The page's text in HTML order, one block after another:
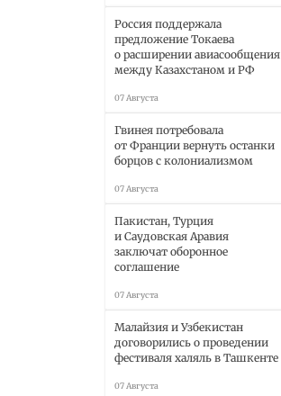
Россия поддержала
предложение Токаева
о расширении авиасообщения
между Казахстаном и РФ
07 Августа
Гвинея потребовала
от Франции вернуть останки
борцов с колониализмом
07 Августа
Пакистан, Турция
и Саудовская Аравия
заключат оборонное
соглашение
07 Августа
Малайзия и Узбекистан
договорились о проведении
фестиваля халяль в Ташкенте
07 Августа